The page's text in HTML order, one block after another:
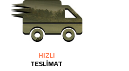
HIZLI
TESLİMAT